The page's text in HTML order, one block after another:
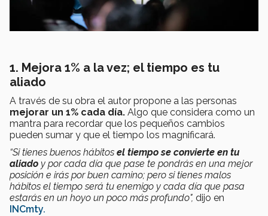
1. Mejora 1% a la vez; el tiempo es tu
aliado
A través de su obra el autor propone a las personas
mejorar un 1% cada día. Algo que considera como un
mantra para recordar que los pequeños cambios
pueden sumar y que el tiempo los magnificará.
“Si tienes buenos hábitos el tiempo se convierte en tu
aliado y por cada día que pase te pondrás en una mejor
posición e irás por buen camino; pero si tienes malos
hábitos el tiempo será tu enemigo y cada día que pasa
estarás en un hoyo un poco más profundo", dijo en
INCmty.